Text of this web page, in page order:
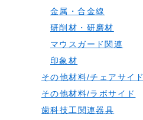
金属・合金線
研削材・研磨材
マウスガード関連
印象材
その他材料/チェアサイド
その他材料/ラボサイド
歯科技工関連器具